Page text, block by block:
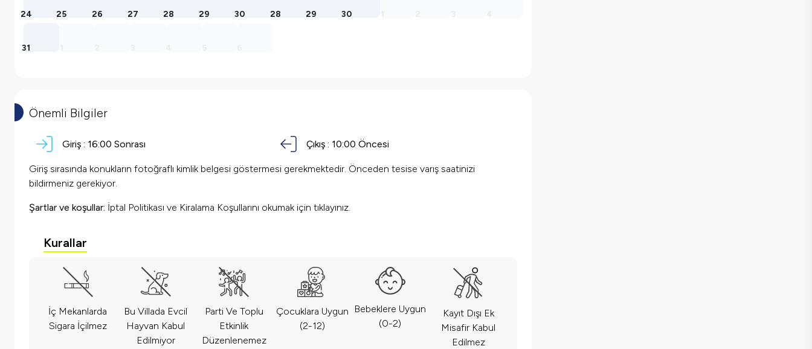
24 25 26 27 28 29 30
31
28 29 30
Önemli Bilgiler
Giriş : 16:00 Sonrası Çıkış : 10:00 Öncesi
Giriş sırasında konukların fotoğraflı kimlik belgesi göstermesi gerekmektedir. Önceden tesise varış saatinizi
bildirmeniz gerekiyor.
Şartlar ve koşullar: İptal Politikası ve Kiralama Koşullarını okumak için tıklayınız.
Kurallar
İç Mekanlarda
Sigara İçilmez
Bu Villada Evcil
Hayvan Kabul
Edilmiyor
Parti Ve Toplu
Etkinlik
Düzenlenemez
Çocuklara Uygun
(2-12)
Bebeklere Uygun
(0-2)
Kayıt Dışı Ek
Misafir Kabul
Edilmez